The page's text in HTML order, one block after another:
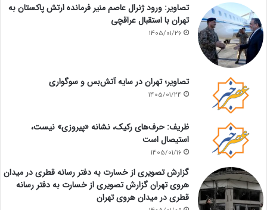
تصاویر: ورود ژنرال عاصم منیر فرمانده ارتش پاکستان به
تهران با استقبال عراقچی
1405/01/26
تصاویر؛ تهران در سایه آتش‌بس و سوگواری
1405/01/24
ظریف: حرف‌های رکیک، نشانه «پیروزی» نیست،
استیصال است
1405/01/16
گزارش تصویری از خسارت به دفتر رسانه قطری در میدان
هروی تهران گزارش تصویری از خسارت به دفتر رسانه
قطری در میدان هروی تهران